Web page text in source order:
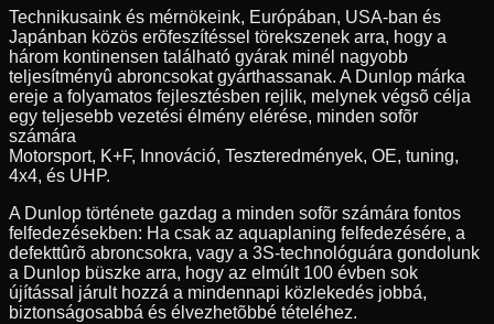
Technikusaink és mérnökeink, Európában, USA-ban és
Japánban közös erõfeszítéssel törekszenek arra, hogy a
három kontinensen található gyárak minél nagyobb
teljesítményû abroncsokat gyárthassanak. A Dunlop márka
ereje a folyamatos fejlesztésben rejlik, melynek végsõ célja
egy teljesebb vezetési élmény elérése, minden sofõr
számára
Motorsport, K+F, Innováció, Teszteredmények, OE, tuning,
4x4, és UHP.
A Dunlop története gazdag a minden sofõr számára fontos
felfedezésekben: Ha csak az aquaplaning felfedezésére, a
defekttûrõ abroncsokra, vagy a 3S-technológuára gondolunk
a Dunlop büszke arra, hogy az elmúlt 100 évben sok
újítással járult hozzá a mindennapi közlekedés jobbá,
biztonságosabbá és élvezhetõbbé tételéhez.